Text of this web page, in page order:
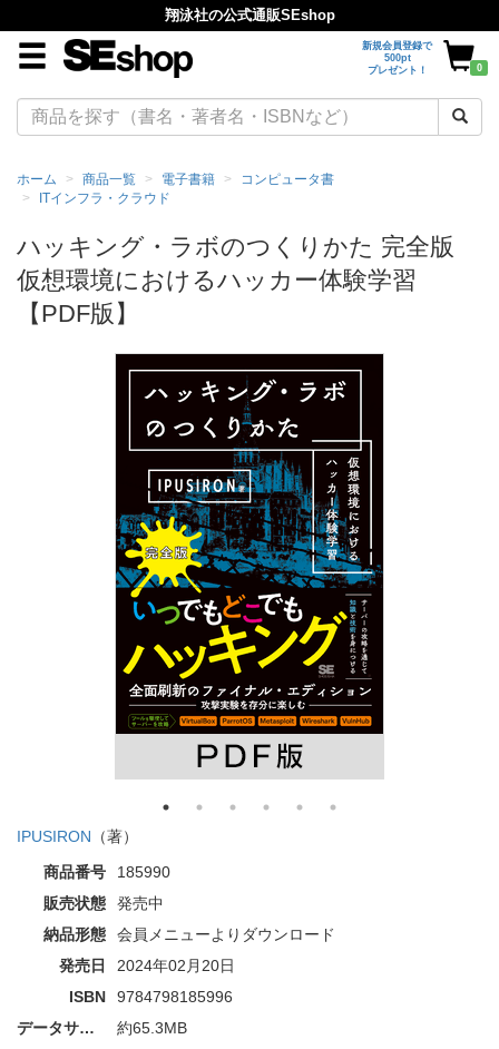
翔泳社の公式通販SEshop
新規会員登録で
500pt
プレゼント！
0
ホーム 商品一覧 電子書籍
コンピュータ書
ITインフラ・クラウド
ハッキング・ラボのつくりかた 完全版
仮想環境におけるハッカー体験学習
【PDF版】
IPUSIRON （著）
商品番号
185990
販売状態
発売中
納品形態
会員メニューよりダウンロード
発売日
2024年02月20日
ISBN
9784798185996
データサイズ
約65.3MB